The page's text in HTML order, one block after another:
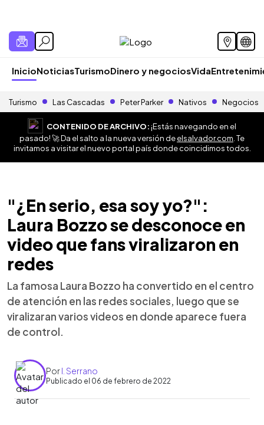
InicioNoticiasTurismoDinero y negociosVida
Turismo Las Cascadas Peter Parker Nativos Negocios
CONTENIDO DE ARCHIVO:¡Estás navegando en el
pasado! 🚀 Da el salto a la nueva versión deelsalvador.com . Te
invitamos a visitar el nuevo portal país donde coincidimos todos.
"¿En serio, esa soy yo?":
Laura Bozzo se desconoce en
video que fans viralizaron en
redes
La famosa Laura Bozzo ha convertido en el centro
de atención en las redes sociales, luego que se
viralizaran varios videos en donde aparece fuera
de control.
PorI. Serrano
Publicado el 06 de febrero de 2022